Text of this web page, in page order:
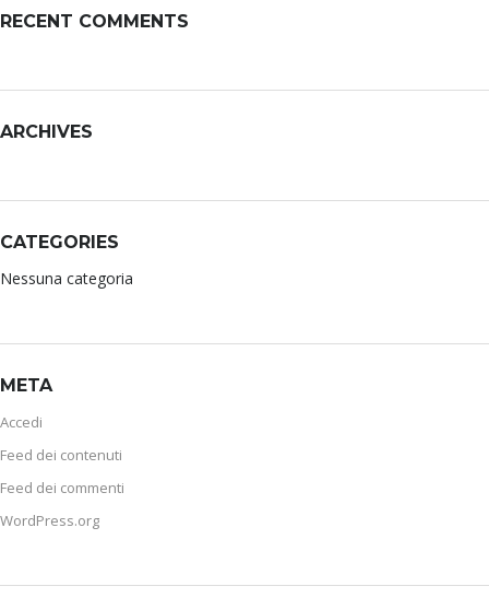
RECENT COMMENTS
ARCHIVES
CATEGORIES
Nessuna categoria
META
Accedi
Feed dei contenuti
Feed dei commenti
WordPress.org